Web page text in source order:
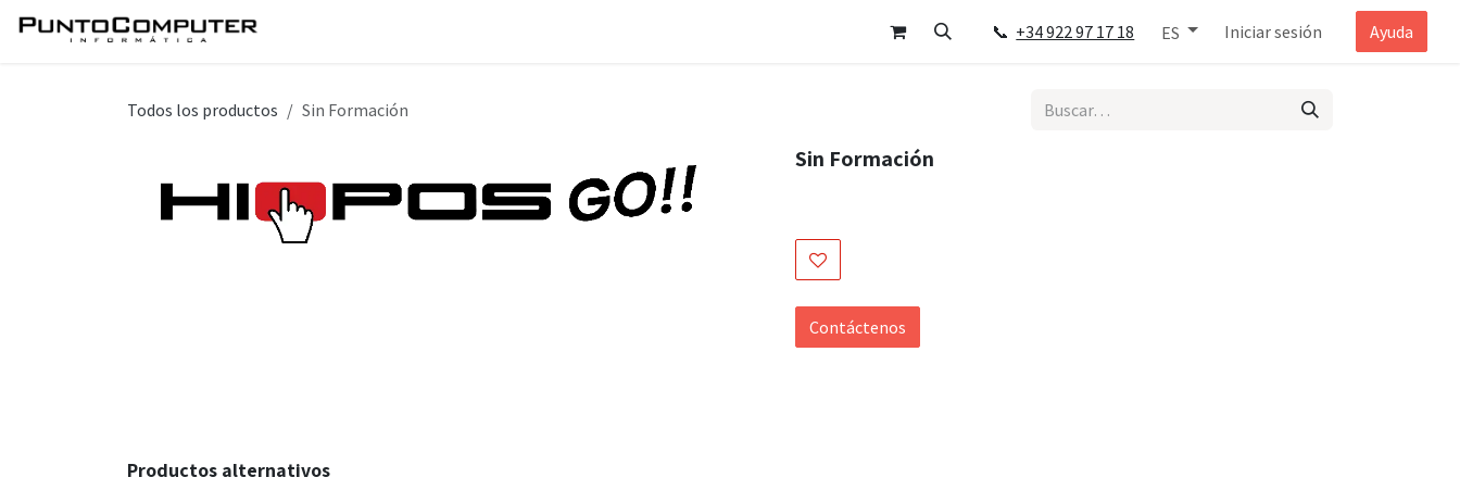
Ir al contenido
📞 +34 922 97 17 18 ES Iniciar sesión Ayuda
Todos los productos Sin Formación
Sin Formación
Contáctenos
Productos alternativos